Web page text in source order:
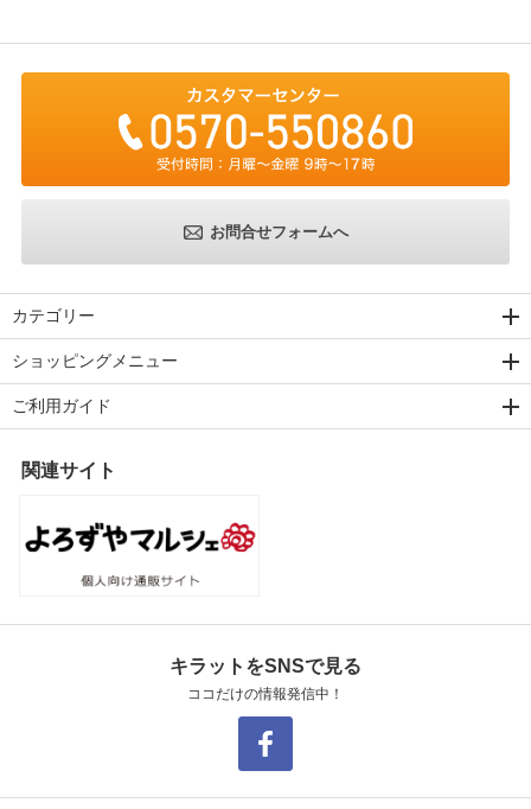
お問合せフォームへ
カテゴリー
ショッピングメニュー
ご利用ガイド
関連サイト
キラットをSNSで見る
ココだけの情報発信中！